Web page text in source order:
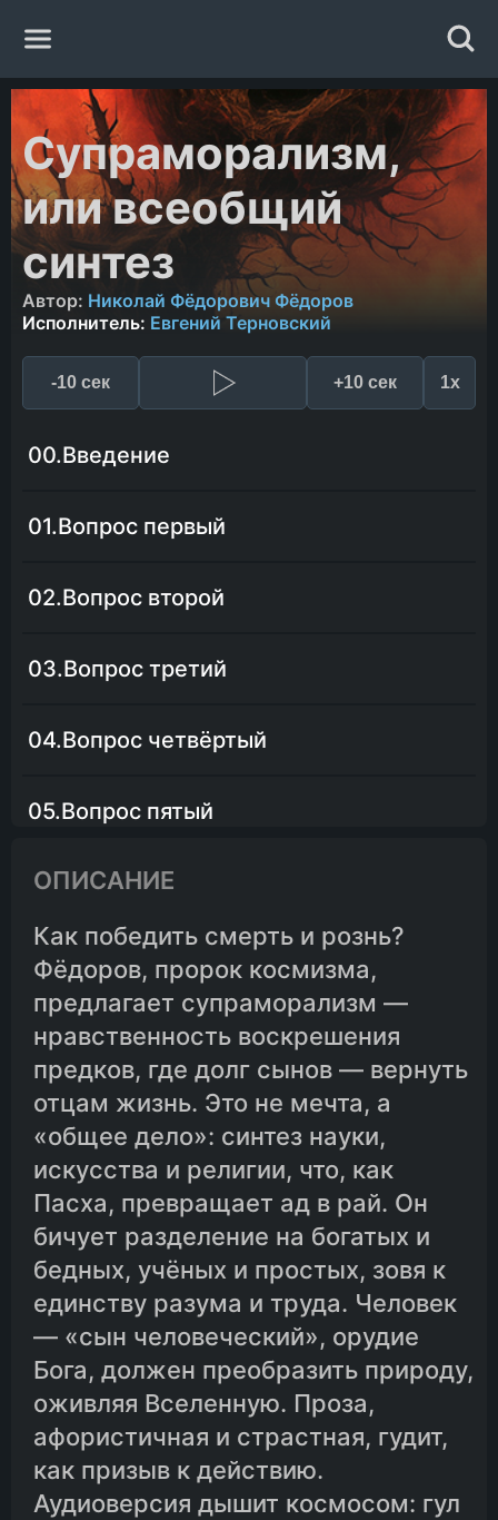
Главная
Жанры
Авторы
Исполнители
Случайная книга
Супраморализм,
или всеобщий
синтез
Автор: Николай Фёдорович Фёдоров
Исполнитель: Евгений Терновский
-10 сек +10 сек 1x
00.Введение
01.Вопрос первый
02.Вопрос второй
03.Вопрос третий
04.Вопрос четвёртый
05.Вопрос пятый
06.Вопрос шестой
07.Вопрос седьмой
08.Вопрос восьмой
09.Вопрос девятый
10.Вопрос десятый
11.Вопрос одиннадцатый
12.Вопрос двенадцатый
ОПИСАНИЕ
Как победить смерть и рознь?
Фёдоров, пророк космизма,
предлагает супраморализм —
нравственность воскрешения
предков, где долг сынов — вернуть
отцам жизнь. Это не мечта, а
«общее дело»: синтез науки,
искусства и религии, что, как
Пасха, превращает ад в рай. Он
бичует разделение на богатых и
бедных, учёных и простых, зовя к
единству разума и труда. Человек
— «сын человеческий», орудие
Бога, должен преобразить природу,
оживляя Вселенную. Проза,
афористичная и страстная, гудит,
как призыв к действию.
Аудиоверсия дышит космосом: гул